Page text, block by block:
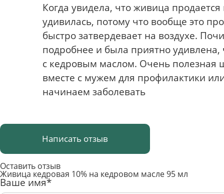
Когда увидела, что живица
удивилась, потому что вообще это
быстро затвердевает на воздухе.
подробнее и была приятно удивлена,
с кедровым маслом. Очень полезная
вместе с мужем для профилактики
начинаем заболевать
Написать отзыв
Оставить отзыв
Живица кедровая 10% на кедровом масле 95 мл
Ваше имя*